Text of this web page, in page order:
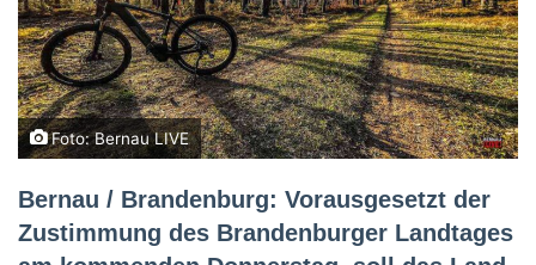
Foto: Bernau LIVE
Bernau / Brandenburg: Vorausgesetzt der
Zustimmung des Brandenburger Landtages